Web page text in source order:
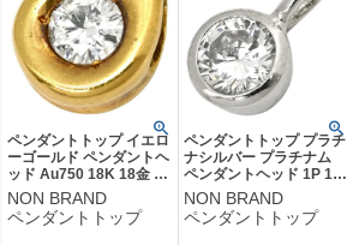
ペンダントトップ イエロ
ーゴールド ペンダントヘ
ッド Au750 18K 18金 1P
1石 1粒 ダイヤ 雫型 しず
く 涙型 ティアドロップ
【中古】
NON BRAND
ペンダントトップ
ペンダントトップ プラチ
ナシルバー プラチナム
ペンダントヘッド 1P 1粒
ダイヤ チャーム 小ぶり
ネックレストップ 0.24ct
【中古】
NON BRAND
ペンダントトップ